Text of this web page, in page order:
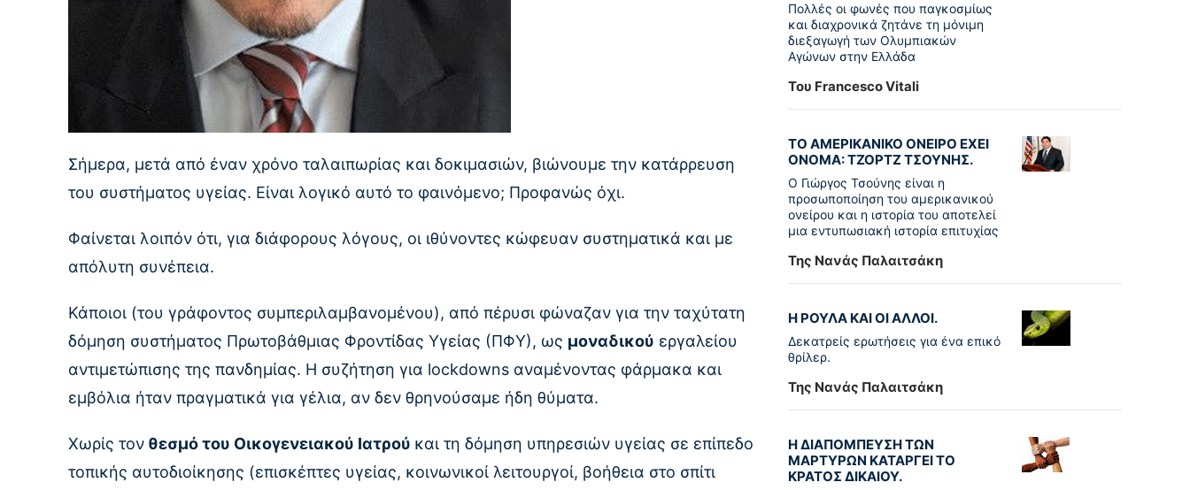
Σήμερα, μετά από έναν χρόνο ταλαιπωρίας και δοκιμασιών, βιώνουμε την κατάρρευση
του συστήματος υγείας. Είναι λογικό αυτό το φαινόμενο; Προφανώς όχι.
Φαίνεται λοιπόν ότι, για διάφορους λόγους, οι ιθύνοντες κώφευαν συστηματικά και με
απόλυτη συνέπεια.
Κάποιοι (του γράφοντος συμπεριλαμβανομένου), από πέρυσι φώναζαν για την ταχύτατη
δόμηση συστήματος Πρωτοβάθμιας Φροντίδας Υγείας (ΠΦΥ), ως μοναδικού εργαλείου
αντιμετώπισης της πανδημίας. Η συζήτηση για lockdowns αναμένοντας φάρμακα και
εμβόλια ήταν πραγματικά για γέλια, αν δεν θρηνούσαμε ήδη θύματα.
Χωρίς τον θεσμό του Οικογενειακού Ιατρού και τη δόμηση υπηρεσιών υγείας σε επίπεδο
τοπικής αυτοδιοίκησης (επισκέπτες υγείας, κοινωνικοί λειτουργοί, βοήθεια στο σπίτι
Πολλές οι φωνές που παγκοσμίως
και διαχρονικά ζητάνε τη μόνιμη
διεξαγωγή των Ολυμπιακών
Αγώνων στην Ελλάδα
Του Francesco Vitali
ΤΟ ΑΜΕΡΙΚΑΝΙΚΟ ΟΝΕΙΡΟ ΕΧΕΙ
ΟΝΟΜΑ: ΤΖΟΡΤΖ ΤΣΟΥΝΗΣ.
Ο Γιώργος Τσούνης είναι η
προσωποποίηση του αμερικανικού
ονείρου και η ιστορία του αποτελεί
μια εντυπωσιακή ιστορία επιτυχίας
Της Νανάς Παλαιτσάκη
Η ΡΟΥΛΑ ΚΑΙ ΟΙ ΑΛΛΟΙ.
Δεκατρείς ερωτήσεις για ένα επικό
θρίλερ.
Της Νανάς Παλαιτσάκη
Η ΔΙΑΠΟΜΠΕΥΣΗ ΤΩΝ
ΜΑΡΤΥΡΩΝ ΚΑΤΑΡΓΕΙ ΤΟ
ΚΡΑΤΟΣ ΔΙΚΑΙΟΥ.